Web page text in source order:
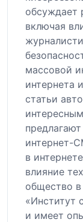
обсуждает
включая
массовой
интернета
статьи
интернет-
в
влияние
общество
«Институт
и имеет